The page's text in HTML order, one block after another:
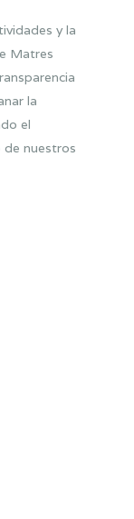
y la
Matres
la
el
nuestros